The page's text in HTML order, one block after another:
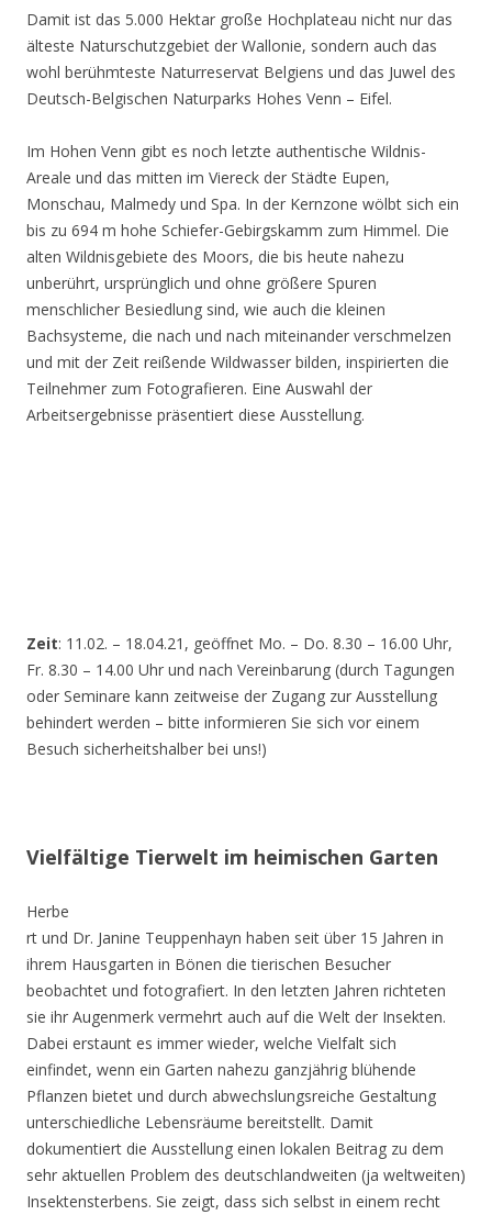
Damit ist das 5.000 Hektar große Hochplateau nicht nur das
älteste Naturschutzgebiet der Wallonie, sondern auch das
wohl berühmteste Naturreservat Belgiens und das Juwel des
Deutsch-Belgischen Naturparks Hohes Venn – Eifel.
Im Hohen Venn gibt es noch letzte authentische Wildnis-
Areale und das mitten im Viereck der Städte Eupen,
Monschau, Malmedy und Spa. In der Kernzone wölbt sich ein
bis zu 694 m hohe Schiefer-Gebirgskamm zum Himmel. Die
alten Wildnisgebiete des Moors, die bis heute nahezu
unberührt, ursprünglich und ohne größere Spuren
menschlicher Besiedlung sind, wie auch die kleinen
Bachsysteme, die nach und nach miteinander verschmelzen
und mit der Zeit reißende Wildwasser bilden, inspirierten die
Teilnehmer zum Fotografieren. Eine Auswahl der
Arbeitsergebnisse präsentiert diese Ausstellung.
Zeit: 11.02. – 18.04.21, geöffnet Mo. – Do. 8.30 – 16.00 Uhr,
Fr. 8.30 – 14.00 Uhr und nach Vereinbarung (durch Tagungen
oder Seminare kann zeitweise der Zugang zur Ausstellung
behindert werden – bitte informieren Sie sich vor einem
Besuch sicherheitshalber bei uns!)
Vielfältige Tierwelt im heimischen Garten
Herbe
rt und Dr. Janine Teuppenhayn haben seit über 15 Jahren in
ihrem Hausgarten in Bönen die tierischen Besucher
beobachtet und fotografiert. In den letzten Jahren richteten
sie ihr Augenmerk vermehrt auch auf die Welt der Insekten.
Dabei erstaunt es immer wieder, welche Vielfalt sich
einfindet, wenn ein Garten nahezu ganzjährig blühende
Pflanzen bietet und durch abwechslungsreiche Gestaltung
unterschiedliche Lebensräume bereitstellt. Damit
dokumentiert die Ausstellung einen lokalen Beitrag zu dem
sehr aktuellen Problem des deutschlandweiten (ja weltweiten)
Insektensterbens. Sie zeigt, dass sich selbst in einem recht